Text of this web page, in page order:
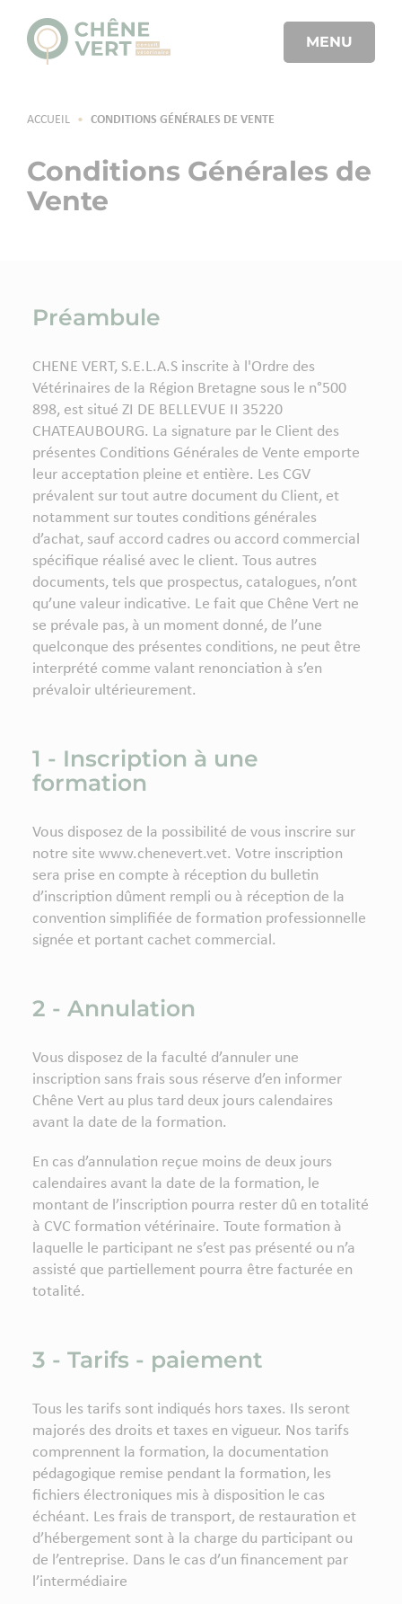
MENU
ACCUEIL • CONDITIONS GÉNÉRALES DE VENTE
Conditions Générales de
Vente
Préambule
CHENE VERT, S.E.L.A.S inscrite à l'Ordre des
Vétérinaires de la Région Bretagne sous le n°500
898, est situé ZI DE BELLEVUE II 35220
CHATEAUBOURG. La signature par le Client des
présentes Conditions Générales de Vente emporte
leur acceptation pleine et entière. Les CGV
prévalent sur tout autre document du Client, et
notamment sur toutes conditions générales
d’achat, sauf accord cadres ou accord commercial
spécifique réalisé avec le client. Tous autres
documents, tels que prospectus, catalogues, n’ont
qu’une valeur indicative. Le fait que Chêne Vert ne
se prévale pas, à un moment donné, de l’une
quelconque des présentes conditions, ne peut être
interprété comme valant renonciation à s’en
prévaloir ultérieurement.
1 - Inscription à une
formation
Vous disposez de la possibilité de vous inscrire sur
notre site www.chenevert.vet. Votre inscription
sera prise en compte à réception du bulletin
d’inscription dûment rempli ou à réception de la
convention simplifiée de formation professionnelle
signée et portant cachet commercial.
2 - Annulation
Vous disposez de la faculté d’annuler une
inscription sans frais sous réserve d’en informer
Chêne Vert au plus tard deux jours calendaires
avant la date de la formation.
En cas d’annulation reçue moins de deux jours
calendaires avant la date de la formation, le
montant de l’inscription pourra rester dû en totalité
à CVC formation vétérinaire. Toute formation à
laquelle le participant ne s’est pas présenté ou n’a
assisté que partiellement pourra être facturée en
totalité.
3 - Tarifs - paiement
Tous les tarifs sont indiqués hors taxes. Ils seront
majorés des droits et taxes en vigueur. Nos tarifs
comprennent la formation, la documentation
pédagogique remise pendant la formation, les
fichiers électroniques mis à disposition le cas
échéant. Les frais de transport, de restauration et
d’hébergement sont à la charge du participant ou
de l’entreprise. Dans le cas d’un financement par
l’intermédiaire